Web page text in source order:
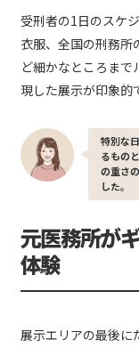
受刑者の1日のスケ
衣服、全国の刑務所
ど細かなところま
現した展示が印象的
特別な
るもの
の重さ
した。
元医務所が
体験
展示エリアの最後に